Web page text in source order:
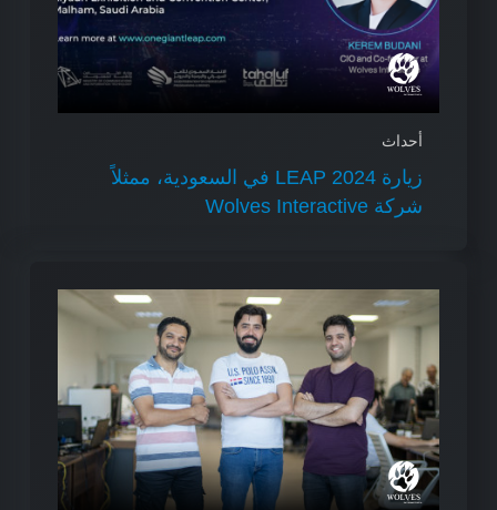
أحداث
زيارة LEAP 2024 في السعودية، ممثلاً
شركة Wolves Interactive